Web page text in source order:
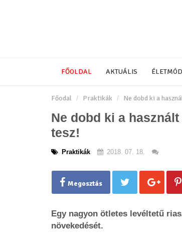
FŐOLDAL AKTUÁLIS ÉLETMÓD
Főodal Praktikák Ne dobd ki a
Ne dobd ki a
tesz!
Praktikák 2018. 07. 18.
Megosztás
Egy nagyon ötletes levéltetű
növekedését.